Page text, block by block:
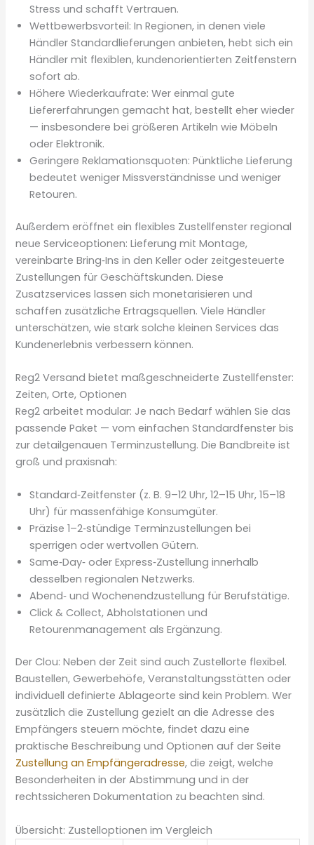
Stress und schafft Vertrauen.
Wettbewerbsvorteil: In Regionen, in denen viele
Händler Standardlieferungen anbieten, hebt sich ein
Händler mit flexiblen, kundenorientierten Zeitfenstern
sofort ab.
Höhere Wiederkaufrate: Wer einmal gute
Liefererfahrungen gemacht hat, bestellt eher wieder
— insbesondere bei größeren Artikeln wie Möbeln
oder Elektronik.
Geringere Reklamationsquoten: Pünktliche Lieferung
bedeutet weniger Missverständnisse und weniger
Retouren.
Außerdem eröffnet ein flexibles Zustellfenster regional
neue Serviceoptionen: Lieferung mit Montage,
vereinbarte Bring‑Ins in den Keller oder zeitgesteuerte
Zustellungen für Geschäftskunden. Diese
Zusatzservices lassen sich monetarisieren und
schaffen zusätzliche Ertragsquellen. Viele Händler
unterschätzen, wie stark solche kleinen Services das
Kundenerlebnis verbessern können.
Reg2 Versand bietet maßgeschneiderte Zustellfenster:
Zeiten, Orte, Optionen
Reg2 arbeitet modular: Je nach Bedarf wählen Sie das
passende Paket — vom einfachen Standardfenster bis
zur detailgenauen Terminzustellung. Die Bandbreite ist
groß und praxisnah:
Standard‑Zeitfenster (z. B. 9–12 Uhr, 12–15 Uhr, 15–18
Uhr) für massenfähige Konsumgüter.
Präzise 1–2‑stündige Terminzustellungen bei
sperrigen oder wertvollen Gütern.
Same‑Day‑ oder Express‑Zustellung innerhalb
desselben regionalen Netzwerks.
Abend‑ und Wochenendzustellung für Berufstätige.
Click & Collect, Abholstationen und
Retourenmanagement als Ergänzung.
Der Clou: Neben der Zeit sind auch Zustellorte flexibel.
Baustellen, Gewerbehöfe, Veranstaltungsstätten oder
individuell definierte Ablageorte sind kein Problem. Wer
zusätzlich die Zustellung gezielt an die Adresse des
Empfängers steuern möchte, findet dazu eine
praktische Beschreibung und Optionen auf der Seite
Zustellung an Empfängeradresse, die zeigt, welche
Besonderheiten in der Abstimmung und in der
rechtssicheren Dokumentation zu beachten sind.
Übersicht: Zustelloptionen im Vergleich